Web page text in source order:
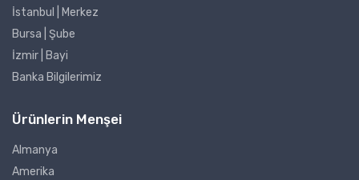
İstanbul | Merkez
Bursa | Şube
İzmir | Bayi
Banka Bilgilerimiz
Ürünlerin Menşei
Almanya
Amerika